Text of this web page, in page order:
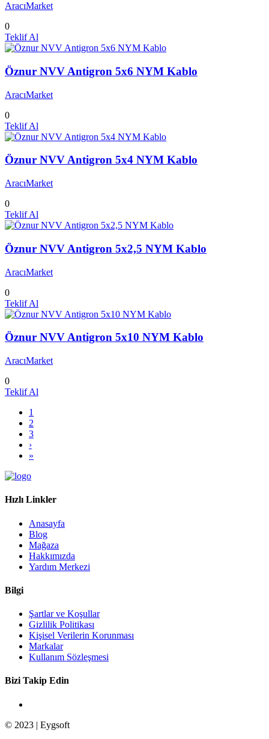
AracıMarket
0
Teklif Al
Öznur NVV Antigron 5x6 NYM Kablo
AracıMarket
0
Teklif Al
Öznur NVV Antigron 5x4 NYM Kablo
AracıMarket
0
Teklif Al
Öznur NVV Antigron 5x2,5 NYM Kablo
AracıMarket
0
Teklif Al
Öznur NVV Antigron 5x10 NYM Kablo
AracıMarket
0
Teklif Al
1
2
3
›
»
Hızlı Linkler
Anasayfa
Blog
Mağaza
Hakkımızda
Yardım Merkezi
Bilgi
Şartlar ve Koşullar
Gizlilik Politikası
Kişisel Verilerin Korunması
Markalar
Kullanım Sözleşmesi
Bizi Takip Edin
© 2023 | Eygsoft